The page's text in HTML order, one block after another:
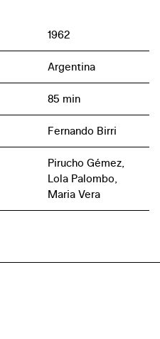
1962
Argentina
85 min
Fernando Birri
Pirucho Gémez,
Lola Palombo,
Maria Vera